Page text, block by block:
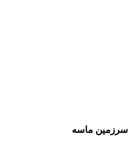
سرزمین ماسه